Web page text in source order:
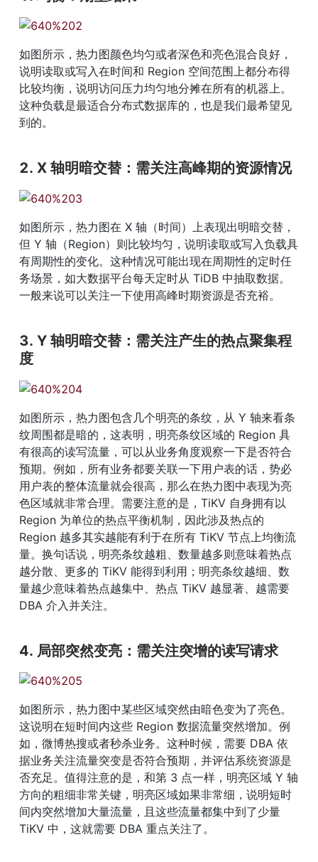
如图所示，热力图颜色均匀或者深色和亮色混合良好，
说明读取或写入在时间和 Region 空间范围上都分布得
比较均衡，说明访问压力均匀地分摊在所有的机器上。
这种负载是最适合分布式数据库的，也是我们最希望见
到的。
2. X 轴明暗交替：需关注高峰期的资源情况
如图所示，热力图在 X 轴（时间）上表现出明暗交替，
但 Y 轴（Region）则比较均匀，说明读取或写入负载具
有周期性的变化。这种情况可能出现在周期性的定时任
务场景，如大数据平台每天定时从 TiDB 中抽取数据。
一般来说可以关注一下使用高峰时期资源是否充裕。
3. Y 轴明暗交替：需关注产生的热点聚集程
度
如图所示，热力图包含几个明亮的条纹，从 Y 轴来看条
纹周围都是暗的，这表明，明亮条纹区域的 Region 具
有很高的读写流量，可以从业务角度观察一下是否符合
预期。例如，所有业务都要关联一下用户表的话，势必
用户表的整体流量就会很高，那么在热力图中表现为亮
色区域就非常合理。需要注意的是，TiKV 自身拥有以
Region 为单位的热点平衡机制，因此涉及热点的
Region 越多其实越能有利于在所有 TiKV 节点上均衡流
量。换句话说，明亮条纹越粗、数量越多则意味着热点
越分散、更多的 TiKV 能得到利用；明亮条纹越细、数
量越少意味着热点越集中、热点 TiKV 越显著、越需要
DBA 介入并关注。
4. 局部突然变亮：需关注突增的读写请求
如图所示，热力图中某些区域突然由暗色变为了亮色。
这说明在短时间内这些 Region 数据流量突然增加。例
如，微博热搜或者秒杀业务。这种时候，需要 DBA 依
据业务关注流量突变是否符合预期，并评估系统资源是
否充足。值得注意的是，和第 3 点一样，明亮区域 Y 轴
方向的粗细非常关键，明亮区域如果非常细，说明短时
间内突然增加大量流量，且这些流量都集中到了少量
TiKV 中，这就需要 DBA 重点关注了。